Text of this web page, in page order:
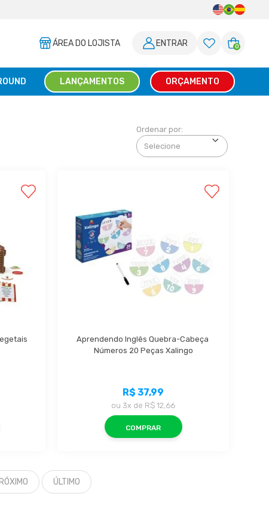
ÁREA DO LOJISTA ENTRAR 0
LANÇAMENTOS ORÇAMENTO
Ordenar por:
Aprendendo Inglês Quebra-Cabeça
Números 20 Peças Xalingo
R$ 37,99
ou 3x de R$ 12,66
COMPRAR
ÚLTIMO